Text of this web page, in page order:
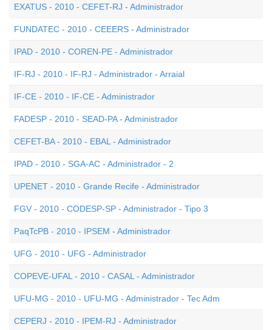
EXATUS - 2010 - CEFET-RJ - Administrador
FUNDATEC - 2010 - CEEERS - Administrador
IPAD - 2010 - COREN-PE - Administrador
IF-RJ - 2010 - IF-RJ - Administrador - Arraial
IF-CE - 2010 - IF-CE - Administrador
FADESP - 2010 - SEAD-PA - Administrador
CEFET-BA - 2010 - EBAL - Administrador
IPAD - 2010 - SGA-AC - Administrador - 2
UPENET - 2010 - Grande Recife - Administrador
FGV - 2010 - CODESP-SP - Administrador - Tipo 3
PaqTcPB - 2010 - IPSEM - Administrador
UFG - 2010 - UFG - Administrador
COPEVE-UFAL - 2010 - CASAL - Administrador
UFU-MG - 2010 - UFU-MG - Administrador - Tec Adm
CEPERJ - 2010 - IPEM-RJ - Administrador